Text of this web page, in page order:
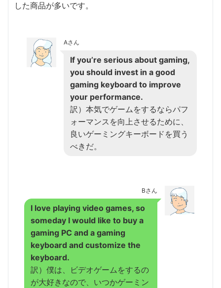
した商品が多いです。
Aさん
If you’re serious about gaming,
you should invest in a good
gaming keyboard to improve
your performance.
訳）本気でゲームをするならパフ
ォーマンスを向上させるために、
良いゲーミングキーボードを買う
べきだ。
Bさん
I love playing video games, so
someday I would like to buy a
gaming PC and a gaming
keyboard and customize the
keyboard.
訳）僕は、ビデオゲームをするの
が大好きなので、いつかゲーミン